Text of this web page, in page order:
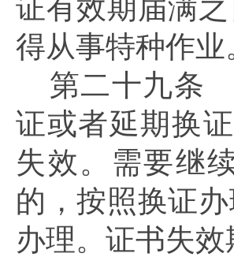
证有效期届满
得从事特种作业
第二十九条
证或者延期换
失效。需要继
的，按照换证
办理。证书失